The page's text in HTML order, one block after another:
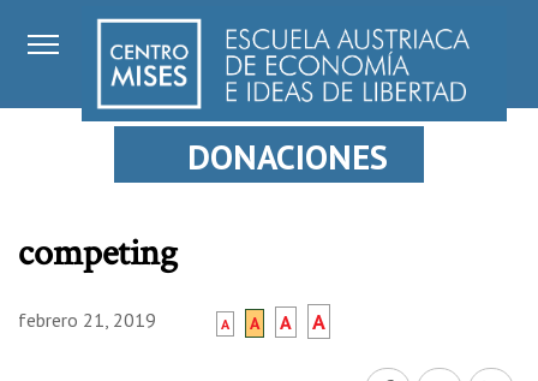
DONACIONES
competing
febrero 21, 2019 A A A A